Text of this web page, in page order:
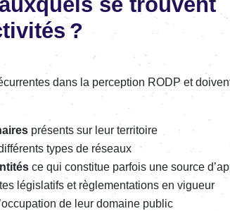
?
dans la percep­tion RODP et
présents sur leur terri­toire
types de réseaux
ce qui consti­tue parfois une source
légis­la­tifs et règle­men­ta­tions en vigueur
de leur domaine public